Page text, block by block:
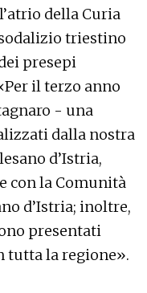
della Curia
triestino
presepi
il terzo anno
- una
dalla nostra
d’Istria,
con la Comunità
d’Istria; inoltre,
presentati
tutta la regione».